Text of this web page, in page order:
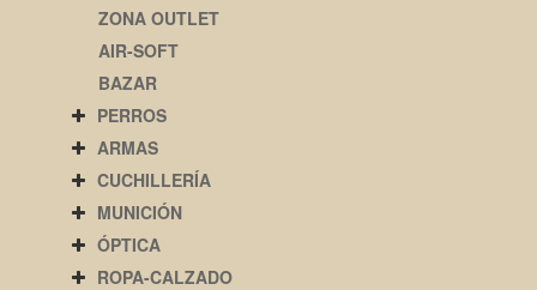
ZONA OUTLET
AIR-SOFT
BAZAR
PERROS
ARMAS
CUCHILLERÍA
MUNICIÓN
ÓPTICA
ROPA-CALZADO